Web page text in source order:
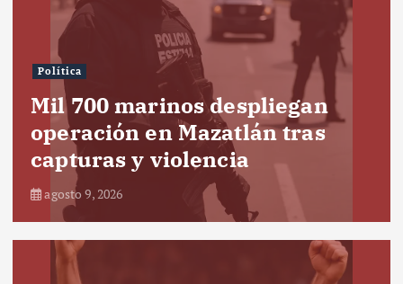
Política
Mil 700 marinos despliegan
operación en Mazatlán tras
capturas y violencia
agosto 9, 2026